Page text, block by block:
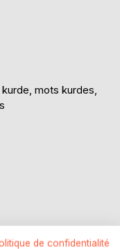
mots kurdes,
de confidentialité